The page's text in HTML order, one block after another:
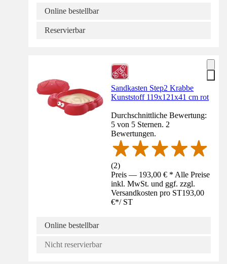
Online bestellbar
Reservierbar
Sandkasten Step2 Krabbe
Kunststoff 119x121x41 cm rot
Durchschnittliche Bewertung:
5 von 5 Sternen. 2
Bewertungen.
(2)
Preis — 193,00 € * Alle Preise
inkl. MwSt. und ggf. zzgl.
Versandkosten pro ST193,00
€*/ ST
Online bestellbar
Nicht reservierbar